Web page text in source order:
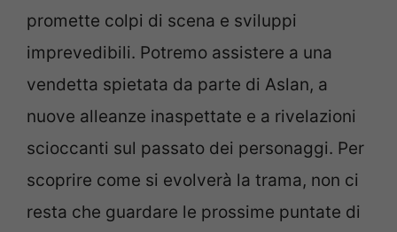
promette colpi di scena e sviluppi
imprevedibili. Potremo assistere a una
vendetta spietata da parte di Aslan, a
nuove alleanze inaspettate e a rivelazioni
scioccanti sul passato dei personaggi. Per
scoprire come si evolverà la trama, non ci
resta che guardare le prossime puntate di